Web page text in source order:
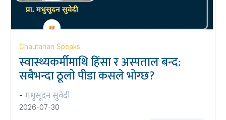
Chautarian Speaks
स्वास्थ्यकर्मीमाथि हिंसा र अस्पताल बन्द:
सबैभन्दा ठूलो पीडा कसले भोग्छ?
- मधुसूदन सुवेदी
2026-07-30